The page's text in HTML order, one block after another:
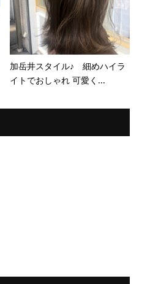
加岳井スタイル♪ 細めハイラ
イトでおしゃれ 可愛く...